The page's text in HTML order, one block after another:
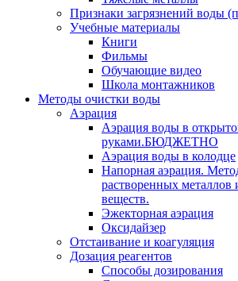
Признаки загрязнений воды
Учебные материалы
Книги
Фильмы
Обучающие видео
Школа монтажников
Методы очистки воды
Аэрация
Аэрация воды в
руками.БЮДЖЕТНО
Аэрация воды в колодце
Напорная аэрация.
растворенных металлов
веществ.
Эжекторная аэрация
Оксидайзер
Отстаивание и коагуляция
Дозация реагентов
Способы дозирования